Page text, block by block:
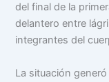
del final de la
delantero entre
integrantes del
La situación